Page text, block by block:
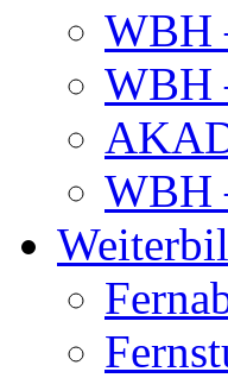
WBH
WBH
WBH